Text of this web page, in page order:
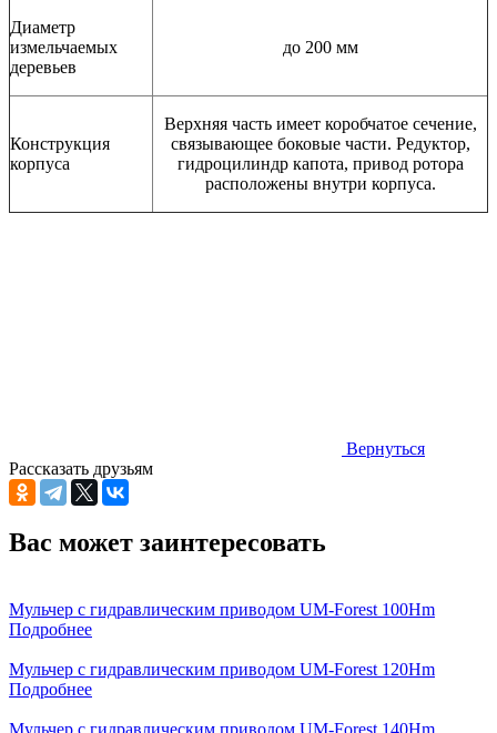
Диаметр
измельчаемых
деревьев
до 200 мм
Конструкция
корпуса
Верхняя часть имеет коробчатое сечение,
связывающее боковые части. Редуктор,
гидроцилиндр капота, привод ротора
расположены внутри корпуса.
Вернуться
Рассказать друзьям
Вас может заинтересовать
Мульчер с гидравлическим приводом UM-Forest 100Hm
Подробнее
Мульчер с гидравлическим приводом UM-Forest 120Hm
Подробнее
Мульчер с гидравлическим приводом UM-Forest 140Hm